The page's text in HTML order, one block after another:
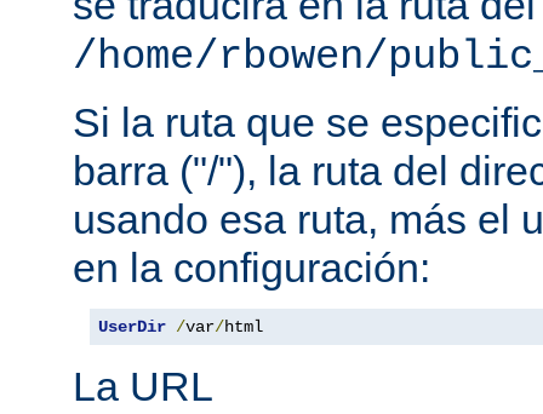
/home/rbowen/
Si la ruta que se
barra ("/"), la ruta del
usando esa ruta, más el
en la configuración:
UserDir /var/html
La URL